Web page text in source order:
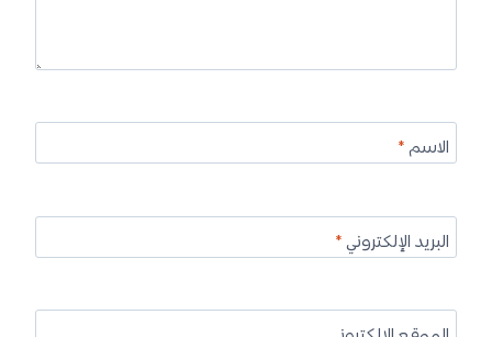
الاسم*
البريد الإلكتروني*